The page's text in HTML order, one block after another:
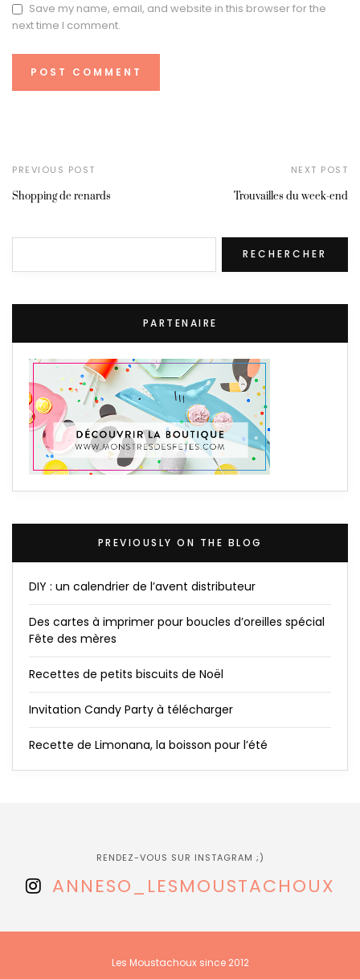
Save my name, email, and website in this browser for the
next time I comment.
PREVIOUS POST
Shopping de renards
NEXT POST
Trouvailles du week-end
RECHERCHER
PARTENAIRE
PREVIOUSLY ON THE BLOG
DIY : un calendrier de l’avent distributeur
Des cartes à imprimer pour boucles d’oreilles spécial
Fête des mères
Recettes de petits biscuits de Noël
Invitation Candy Party à télécharger
Recette de Limonana, la boisson pour l’été
RENDEZ-VOUS SUR INSTAGRAM ;)
ANNESO_LESMOUSTACHOUX
Les Moustachoux since 2012